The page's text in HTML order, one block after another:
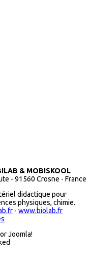
& MOBISKOOL
- 91560 Crosne - France
didactique pour
physiques, chimie.
- www.biolab.fr
Joomla!